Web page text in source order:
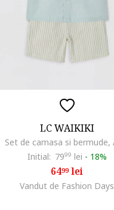
LC WAIKIKI
Initial: 7999 lei - 18%
6499lei
Vandut de Fashion Days